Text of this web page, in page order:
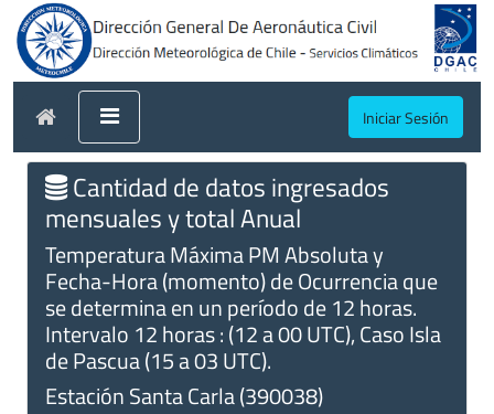
Iniciar Sesión
Cantidad de datos ingresados
mensuales y total Anual
Temperatura Máxima PM Absoluta y
Fecha-Hora (momento) de Ocurrencia que
se determina en un período de 12 horas.
Intervalo 12 horas : (12 a 00 UTC), Caso Isla
de Pascua (15 a 03 UTC).
Estación Santa Carla (390038)